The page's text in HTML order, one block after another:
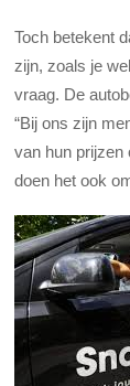
Toch betekent
zijn, zoals je
vraag. De
“Bij ons zijn
van hun prijzen
doen het ook